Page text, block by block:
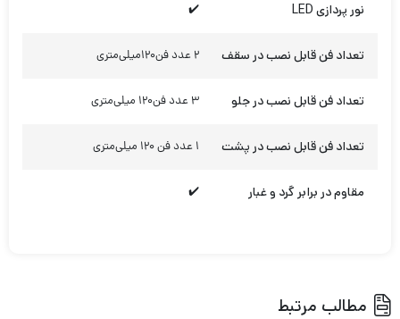
نور پردازی LED ✔️
تعداد فن قابل نصب در سقف 2 عدد فن120میلی‌متری
تعداد فن قابل نصب در جلو 3 عدد فن120 میلی‌متری
تعداد فن قابل نصب در پشت 1 عدد فن 120 میلی‌متری
مقاوم در برابر گرد و غبار ✔️
مطالب مرتبط